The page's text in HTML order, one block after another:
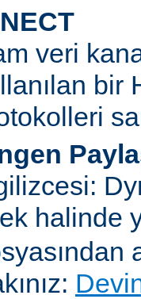
veri
bir
halinde